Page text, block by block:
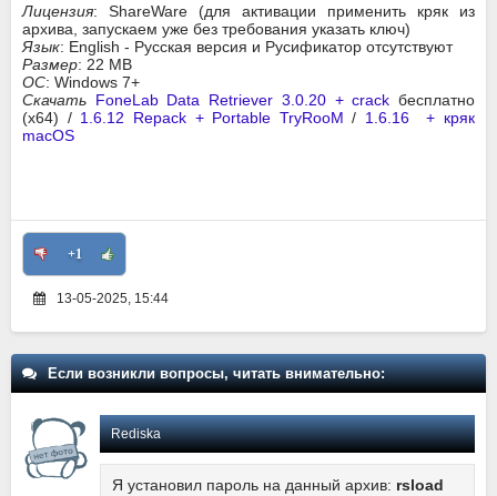
Лицензия: ShareWare (для активации применить кряк из
архива, запускаем уже без требования указать ключ)
Язык: English - Русская версия и Русификатор отсутствуют
Размер: 22 MB
ОС: Windows 7+
Скачать FoneLab Data Retriever 3.0.20 + crack бесплатно
(x64) / 1.6.12 Repack + Portable TryRooM / 1.6.16 + кряк
macOS
+1
13-05-2025, 15:44
Если возникли вопросы, читать внимательно:
Rediska
Я установил пароль на данный архив: rsload